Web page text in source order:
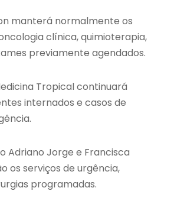
manterá normalmente os
clínica, quimioterapia,
previamente agendados.
Tropical continuará
internados e casos de
Adriano Jorge e Francisca
os serviços de urgência,
programadas.